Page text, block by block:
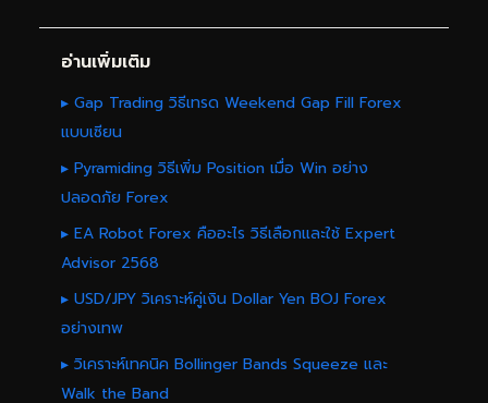
อ่านเพิ่มเติม
▸ Gap Trading วิธีเทรด Weekend Gap Fill Forex
แบบเซียน
▸ Pyramiding วิธีเพิ่ม Position เมื่อ Win อย่าง
ปลอดภัย Forex
▸ EA Robot Forex คืออะไร วิธีเลือกและใช้ Expert
Advisor 2568
▸ USD/JPY วิเคราะห์คู่เงิน Dollar Yen BOJ Forex
อย่างเทพ
▸ วิเคราะห์เทคนิค Bollinger Bands Squeeze และ
Walk the Band